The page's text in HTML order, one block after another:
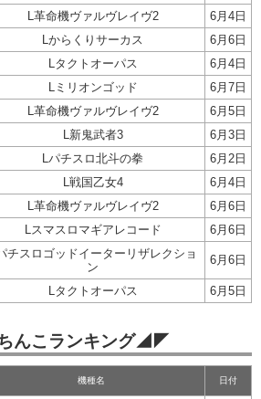
L革命機ヴァルヴレイヴ2
6月4日
Lからくりサーカス
6月6日
Lタクトオーパス
6月4日
Lミリオンゴッド
6月7日
L革命機ヴァルヴレイヴ2
6月5日
L新鬼武者3
6月3日
Lパチスロ北斗の拳
6月2日
L戦国乙女4
6月4日
L革命機ヴァルヴレイヴ2
6月6日
Lスマスロマギアレコード 6月6日
チスロゴッドイーターリザレクショ
ン
6月6日
Lタクトオーパス 6月5日
んこランキング◢◤
機種名 日付